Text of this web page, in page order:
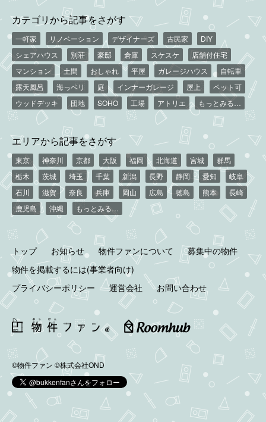
カテゴリから記事をさがす
一軒家 リノベーション デザイナーズ 古民家
DIY
シェアハウス
別荘 豪邸 倉庫 スケスケ
店舗付住宅
マンション
土間 おしゃれ 平屋 ガレージハウス
自転車
露天風呂
海っペリ 庭 インナーガレージ 屋上
ペット可
ウッドデッキ
団地 SOHO 工場 アトリエ もっとみる…
エリアから記事をさがす
東京 神奈川 京都 大阪 福岡 北海道 宮城
群馬
栃木
茨城 埼玉 千葉 新潟 長野 静岡 愛知
岐阜
石川
滋賀 奈良 兵庫 岡山 広島 徳島 熊本
長崎
鹿児島
沖縄 もっとみる…
トップ お知らせ 物件ファンについて
募集中の物件
物件を掲載するには(事業者向け)
プライバシーポリシー
運営会社 お問い合わせ
©物件ファン ©株式会社OND